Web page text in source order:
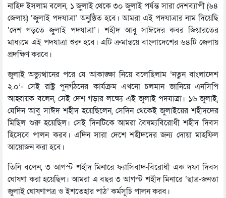
নাহিদ ইসলাম বলেন, ১ জুলাই থেকে ৩০ জুলাই পর্যন্ত সারা দেশব্যাপী (৬৪
জেলায়) ‘জুলাই পদযাত্রা’ অনুষ্ঠিত হবে। আমরা এই পদযাত্রার নাম দিয়েছি
‘দেশ গড়তে জুলাই পদযাত্রা’। শহীদ আবু সাঈদের কবর জিয়ারতের
মাধ্যমে এই পদযাত্রা শুরু হবে। এটি ক্রমান্বয়ে বাংলাদেশের ৬৪টি জেলায়
প্রদক্ষিণ করবে।
জুলাই অভ্যুত্থানের পরে যে আকাঙ্ক্ষা নিয়ে বলেছিলাম ‘নতুন বাংলাদেশ
২.০’- সেই রাষ্ট্র পুনর্গঠনের কার্যক্রম এখনো চলমান জানিয়ে এনসিপি
আহ্বায়ক বলেন, সেই দেশ গড়ার লক্ষ্যে এই জুলাই পদযাত্রা। ১৬ জুলাই,
যেদিন আবু সাঈদ শহীদ হয়েছিলেন, সেদিন থেকেই জুলাইয়ের শহীদদের
মিছিল শুরু হয়েছিল। সেই দিনটিকে আমরা বৈষম্যবিরোধী শহীদ দিবস
হিসেবে পালন করব। এদিন সারা দেশে শহীদদের জন্য দোয়া মাহফিল
আয়োজন করা হবে।
তিনি বলেন, ৩ আগস্ট শহীদ মিনারে ফ্যাসিবাদ-বিরোধী এক দফা দিবস
ঘোষণা করা হয়েছিল। আমরা এ বছর ৩ আগস্ট শহীদ মিনারে ‘ছাত্র-জনতা
জুলাই ঘোষণাপত্র ও ইশতেহার পাঠ’ কর্মসূচি পালন করব।